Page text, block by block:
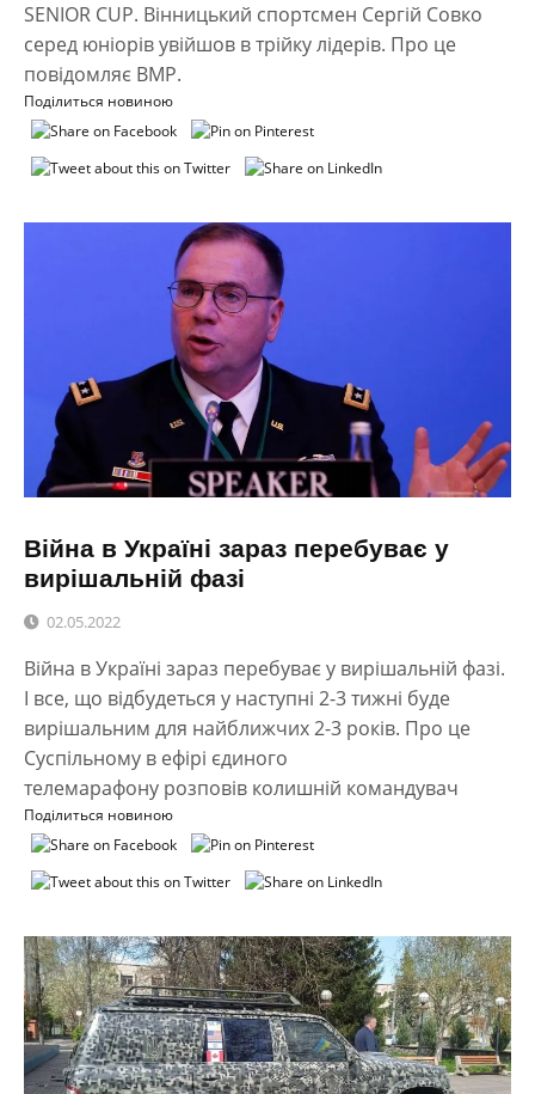
SENIOR CUP. Вінницький спортсмен Сергій Совко
серед юніорів увійшов в трійку лідерів. Про це
повідомляє ВМР.
Поділиться новиною
Війна в Україні зараз перебуває у
вирішальній фазі
02.05.2022
Війна в Україні зараз перебуває у вирішальній фазі.
І все, що відбудеться у наступні 2-3 тижні буде
вирішальним для найближчих 2-3 років. Про це
Суспільному в ефірі єдиного
телемарафону розповів колишній командувач
Поділиться новиною